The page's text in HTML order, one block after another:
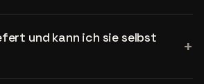
und kann ich sie selbst